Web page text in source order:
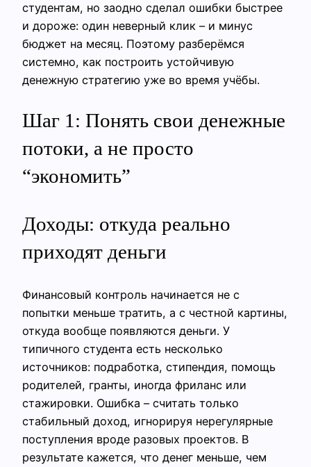
студентам, но заодно сделал ошибки быстрее
и дороже: один неверный клик – и минус
бюджет на месяц. Поэтому разберёмся
системно, как построить устойчивую
денежную стратегию уже во время учёбы.
Шаг 1: Понять свои денежные
потоки, а не просто
“экономить”
Доходы: откуда реально
приходят деньги
Финансовый контроль начинается не с
попытки меньше тратить, а с честной картины,
откуда вообще появляются деньги. У
типичного студента есть несколько
источников: подработка, стипендия, помощь
родителей, гранты, иногда фриланс или
стажировки. Ошибка – считать только
стабильный доход, игнорируя нерегулярные
поступления вроде разовых проектов. В
результате кажется, что денег меньше, чем